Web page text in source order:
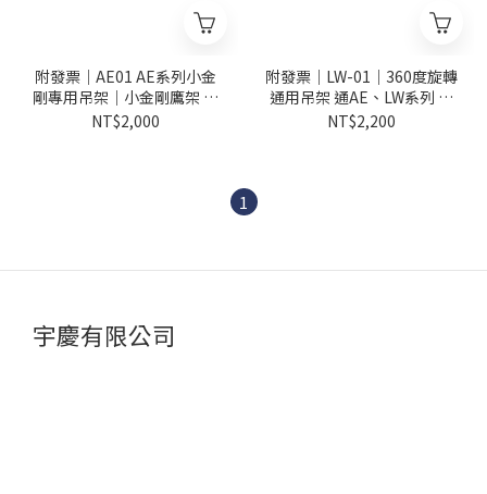
附發票｜AE01 AE系列小金
剛專用吊架｜小金剛鷹架 高
樓小吊車 吊磚機 捲揚機 夾牆
NT$2,000
附發票｜LW-01｜360度旋轉
通用吊架 通AE、LW系列 適
用各廠牌 自強 黑馬 3H 基業
NT$2,200
1
宇慶有限公司